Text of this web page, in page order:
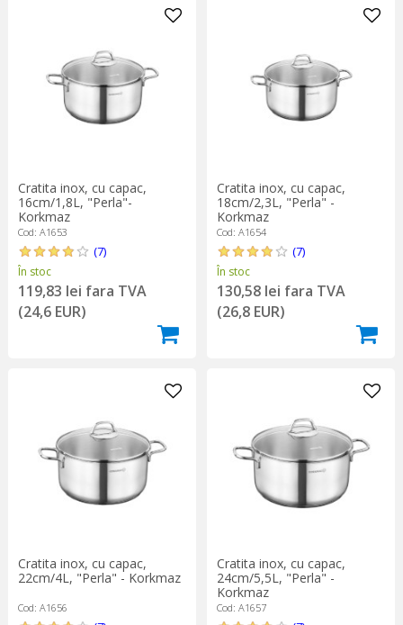
Cratita inox, cu capac,
16cm/1,8L, "Perla"-
Korkmaz
Cod: A1653
(7)
În stoc
119,83 lei fara TVA
(24,6 EUR)
Cratita inox, cu capac,
18cm/2,3L, "Perla" -
Korkmaz
Cod: A1654
(7)
În stoc
130,58 lei fara TVA
(26,8 EUR)
Cratita inox, cu capac,
22cm/4L, "Perla" - Korkmaz
Cod: A1656
Cratita inox, cu capac,
24cm/5,5L, "Perla" -
Korkmaz
Cod: A1657